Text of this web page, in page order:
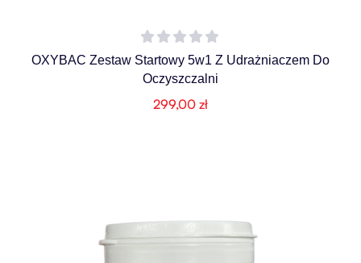
OXYBAC Zestaw Startowy 5w1 Z Udrażniaczem Do
Oczyszczalni
299,00 zł